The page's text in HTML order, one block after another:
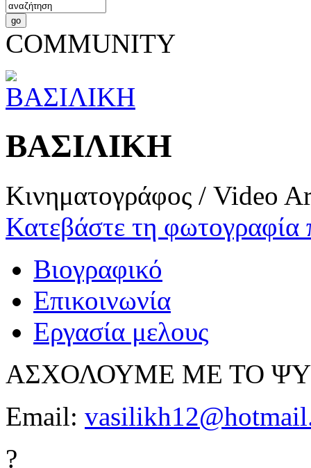
COMMUNITY
ΒΑΣΙΛΙΚΗ
Κινηματογράφος / Video
Κατεβάστε τη φωτογραφία
Βιογραφικό
Επικοινωνία
Εργασία μελους
ΑΣΧΟΛΟΥΜΕ ΜΕ ΤΟ
Email:
?